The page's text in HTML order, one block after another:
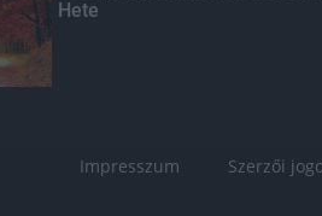
Hete
Impresszum Szerzői